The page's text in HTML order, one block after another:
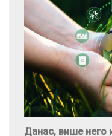
Данас, више него